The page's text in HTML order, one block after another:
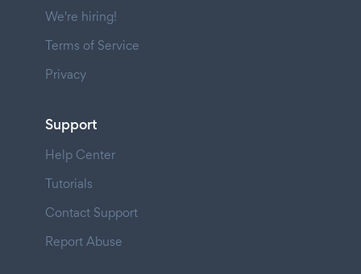
We're hiring!
Terms of Service
Privacy
Support
Help Center
Tutorials
Contact Support
Report Abuse